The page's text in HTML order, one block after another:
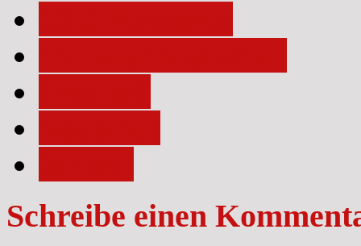
Schreibe einen